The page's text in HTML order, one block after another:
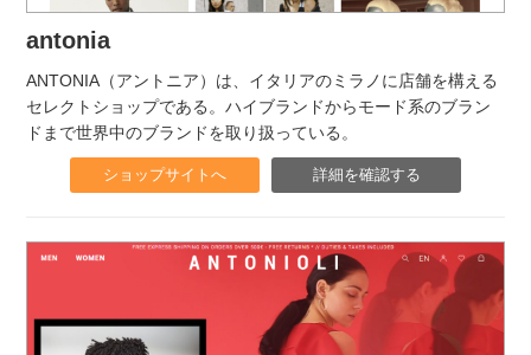
antonia
ANTONIA（アントニア）は、イタリアのミラノに店舗を構える
セレクトショップである。ハイブランドからモード系のブラン
ドまで世界中のブランドを取り扱っている。
ショップサイトへ 詳細を確認する